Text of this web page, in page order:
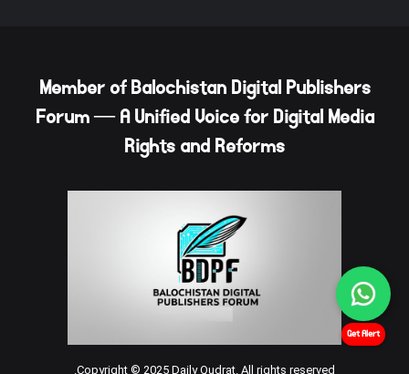
Member of Balochistan Digital Publishers
Forum — A Unified Voice for Digital Media
Rights and Reforms
Copyright © 2025 Daily Qudrat. All rights reserved.
Get Alert